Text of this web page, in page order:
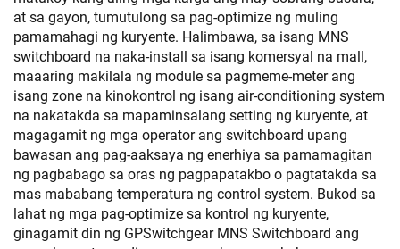
at sa gayon, tumutulong sa pag-optimize ng muling
pamamahagi ng kuryente. Halimbawa, sa isang MNS
switchboard na naka-install sa isang komersyal na mall,
maaaring makilala ng module sa pagmeme-meter ang
isang zone na kinokontrol ng isang air-conditioning system
na nakatakda sa mapaminsalang setting ng kuryente, at
magagamit ng mga operator ang switchboard upang
bawasan ang pag-aaksaya ng enerhiya sa pamamagitan
ng pagbabago sa oras ng pagpapatakbo o pagtatakda sa
mas mababang temperatura ng control system. Bukod sa
lahat ng mga pag-optimize sa kontrol ng kuryente,
ginagamit din ng GPSwitchgear MNS Switchboard ang